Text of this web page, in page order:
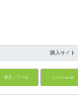
購入サイト
楽天トラベル じゃらんnet